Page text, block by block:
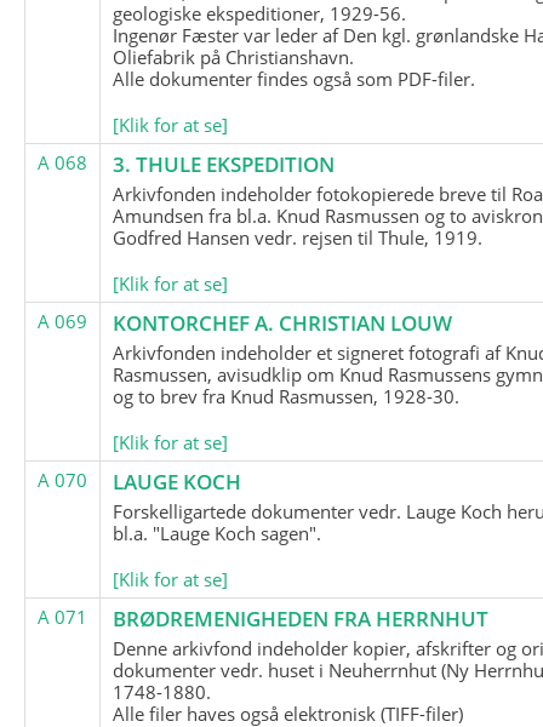
geologiske ekspeditioner, 1929-56.
Ingenør Fæster var leder af Den kgl. grønlandske
Oliefabrik på Christianshavn.
Alle dokumenter findes også som PDF-filer.
[Klik for at se]
A 068
3. THULE EKSPEDITION
Arkivfonden indeholder fotokopierede breve til
Amundsen fra bl.a. Knud Rasmussen og to
Godfred Hansen vedr. rejsen til Thule, 1919.
[Klik for at se]
A 069
KONTORCHEF A. CHRISTIAN LOUW
Arkivfonden indeholder et signeret fotografi af
Rasmussen, avisudklip om Knud Rasmussens
og to brev fra Knud Rasmussen, 1928-30.
[Klik for at se]
A 070
LAUGE KOCH
Forskelligartede dokumenter vedr. Lauge Koch
bl.a. "Lauge Koch sagen".
[Klik for at se]
A 071
BRØDREMENIGHEDEN FRA HERRNHUT
Denne arkivfond indeholder kopier, afskrifter og
dokumenter vedr. huset i Neuherrnhut (Ny
1748-1880.
Alle filer haves også elektronisk (TIFF-filer)